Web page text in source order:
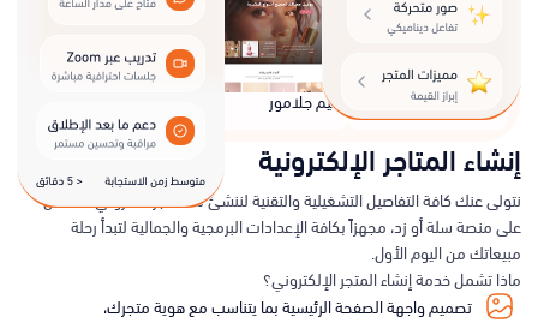
إنشاء المتاجر الإلكترونية
نتولى عنك كافة التفاصيل التشغيلية والتقنية لننشئ لك متجر الكتروني متكامل
على منصة سلة أو زد، مجهزاً بكافة الإعدادات البرمجية والجمالية لتبدأ رحلة
مبيعاتك من اليوم الأول.
ماذا تشمل خدمة إنشاء المتجر الإلكتروني؟
تصميم واجهة الصفحة الرئيسية بما يتناسب مع هوية متجرك،
ثيم جلامور ثيم جلامور